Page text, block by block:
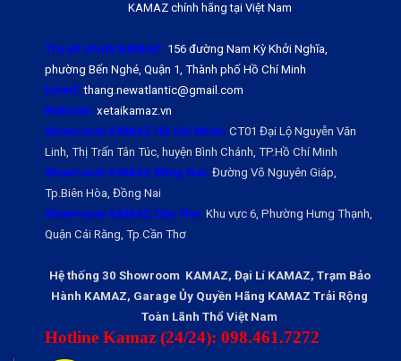
KAMAZ chính hãng tại Việt Nam
Trụ sở chính KAMAZ: 156 đường Nam Kỳ Khởi Nghĩa,
phường Bến Nghé, Quận 1, Thành phố Hồ Chí Minh
Email: thang.newatlantic@gmail.com
Website: xetaikamaz.vn
Showroom KAMAZ Hồ Chí Minh: CT01 Đại Lộ Nguyễn Văn
Linh, Thị Trấn Tân Túc, huyện Bình Chánh, TP.Hồ Chí Minh
Showroom KAMAZ Đồng Nai: Đường Võ Nguyên Giáp,
Tp.Biên Hòa, Đồng Nai
Showroom KAMAZ Cần Thơ: Khu vực 6, Phường Hưng Thạnh,
Quận Cái Răng, Tp.Cần Thơ
Hệ thống 30 Showroom KAMAZ, Đại Lí KAMAZ, Trạm Bảo
Hành KAMAZ, Garage Ủy Quyền Hãng KAMAZ Trải Rộng
Toàn Lãnh Thổ Việt Nam
Hotline Kamaz (24/24): 098.461.7272